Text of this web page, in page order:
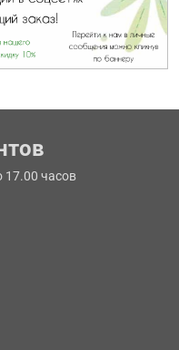
17.00 часов